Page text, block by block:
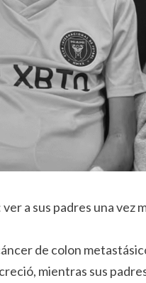
a sus padres una vez
de colon
mientras sus